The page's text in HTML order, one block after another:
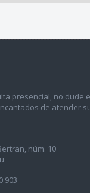
presencial, no dude
de atender
núm. 10
903